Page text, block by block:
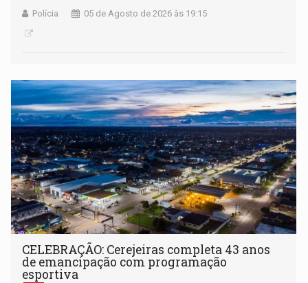
Polícia 05 de Agosto de 2026 às 19:15
CELEBRAÇÃO: Cerejeiras completa 43 anos
de emancipação com programação
esportiva